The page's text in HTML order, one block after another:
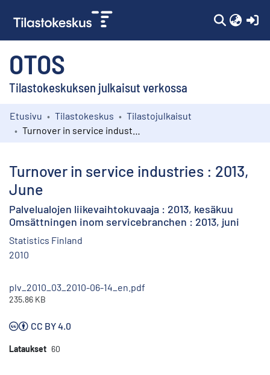
OTOS
Tilastokeskuksen julkaisut verkossa
Kokoelmat
Etusivu Tilastokeskus
Tilastojulkaisut
Turnover in service industries : 2013,
June
Palvelualojen liikevaihtokuvaaja : 2013, kesäkuu
Omsättningen inom servicebranchen : 2013, juni
Statistics Finland
2010
plv_2010_03_2010-06-14_en.pdf
235.86 KB
CC BY 4.0
Lataukset 60